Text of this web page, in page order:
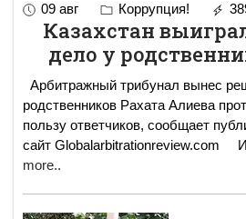
09 авг Коррупция!
Казахстан
дело у
Арбитражный трибунал вынес
родственников Рахата Алиева
пользу ответчиков, сообщает
more..